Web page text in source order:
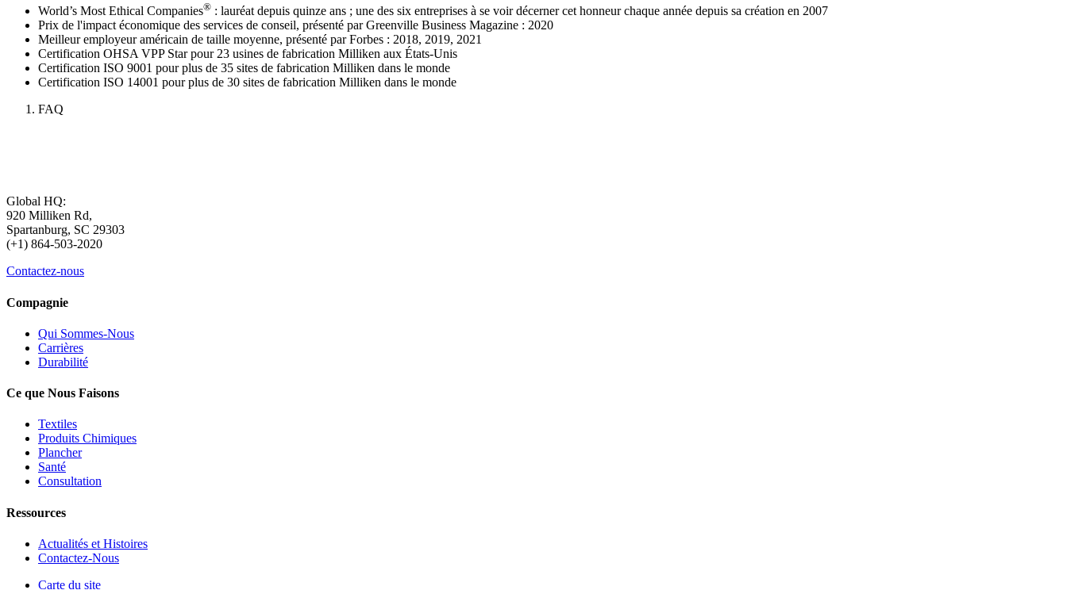
World’s Most Ethical Companies® : lauréat depuis quinze ans ; une des six entreprises à se voir décerner cet honneur chaque année depuis sa création en 2007
Prix de l'impact économique des services de conseil, présenté par Greenville Business Magazine : 2020
Meilleur employeur américain de taille moyenne, présenté par Forbes : 2018, 2019, 2021
Certification OHSA VPP Star pour 23 usines de fabrication Milliken aux États-Unis
Certification ISO 9001 pour plus de 35 sites de fabrication Milliken dans le monde
Certification ISO 14001 pour plus de 30 sites de fabrication Milliken dans le monde
FAQ
Global HQ:
920 Milliken Rd,
Spartanburg, SC 29303
(+1) 864-503-2020
Contactez-nous
Compagnie
Qui Sommes-Nous
Carrières
Durabilité
Ce que Nous Faisons
Textiles
Produits Chimiques
Plancher
Santé
Consultation
Ressources
Actualités et Histoires
Contactez-Nous
Carte du site